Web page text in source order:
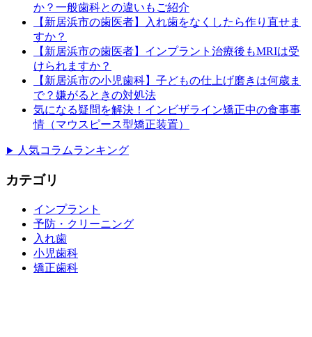
か？一般歯科との違いもご紹介
【新居浜市の歯医者】入れ歯をなくしたら作り直せま
すか？
【新居浜市の歯医者】インプラント治療後もMRIは受
けられますか？
【新居浜市の小児歯科】子どもの仕上げ磨きは何歳ま
で？嫌がるときの対処法
気になる疑問を解決！インビザライン矯正中の食事事
情（マウスピース型矯正装置）
▶ 人気コラムランキング
カテゴリ
インプラント
予防・クリーニング
入れ歯
小児歯科
矯正歯科